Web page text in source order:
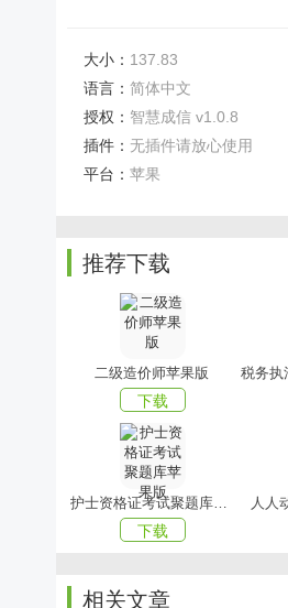
学生还可通过“智慧信院”
与趣味性，促进学生全方面
软件测评
是一款便捷实用的校园服
程网络考试，获得学分。
mmxiazai!
大小： 137.83
语言： 简体中文
授权： 智慧成信 v1.0.8
插件： 无插件请放心使用
平台： 苹果
推荐下载
二级造价师苹果版
下载
护士资格证考试聚题库苹果版
下载
人人
相关文章